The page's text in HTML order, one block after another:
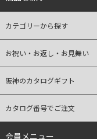
カテゴリーから探す
お祝い・お返し・お見舞い
阪神のカタログギフト
カタログ番号でご注文
会員メニュー